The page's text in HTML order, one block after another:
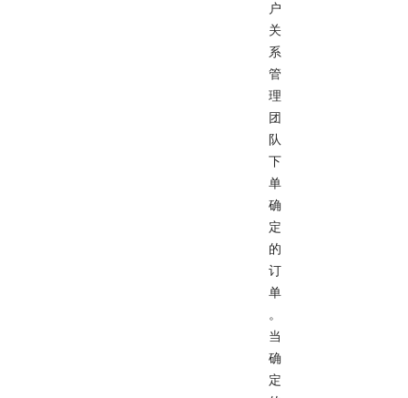
户
关
系
管
理
团
队
下
单
确
定
的
订
单
。
当
确
定